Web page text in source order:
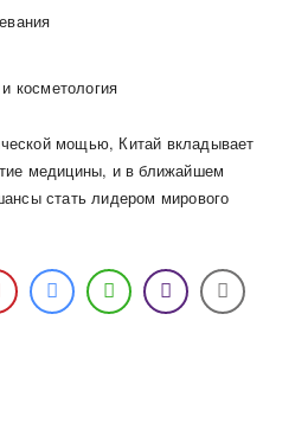
косметология
мощью, Китай вкладывает
медицины, и в ближайшем
стать лидером мирового